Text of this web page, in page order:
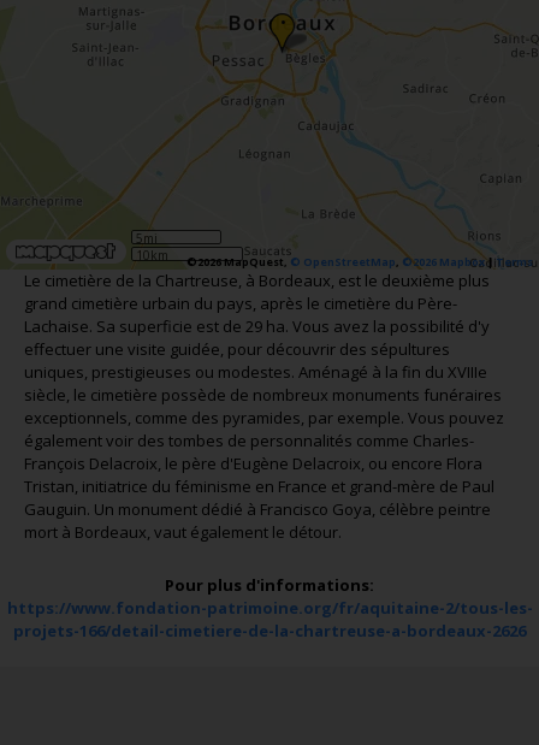
5mi
10km
©2026 MapQuest, © OpenStreetMap, ©2026 Mapbox|Terms
•
Le cimetière de la Chartreuse, à Bordeaux, est le deuxième plus
grand cimetière urbain du pays, après le cimetière du Père-
Lachaise. Sa superficie est de 29 ha. Vous avez la possibilité d'y
effectuer une visite guidée, pour découvrir des sépultures
uniques, prestigieuses ou modestes. Aménagé à la fin du XVIIIe
siècle, le cimetière possède de nombreux monuments funéraires
exceptionnels, comme des pyramides, par exemple. Vous pouvez
également voir des tombes de personnalités comme Charles-
François Delacroix, le père d'Eugène Delacroix, ou encore Flora
Tristan, initiatrice du féminisme en France et grand-mère de Paul
Gauguin. Un monument dédié à Francisco Goya, célèbre peintre
mort à Bordeaux, vaut également le détour.
Pour plus d'informations:
https://www.fondation-patrimoine.org/fr/aquitaine-2/tous-les-
projets-166/detail-cimetiere-de-la-chartreuse-a-bordeaux-2626